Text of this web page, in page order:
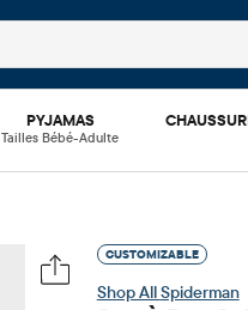
PYJAMAS
Tailles Bébé-Adulte
CUSTOMIZABLE
Spiderman